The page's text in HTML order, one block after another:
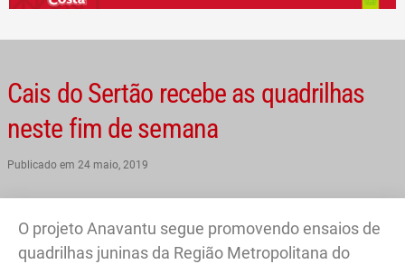
Cais do Sertão recebe as quadrilhas
neste fim de semana
Publicado em 24 maio, 2019
O projeto Anavantu segue promovendo ensaios de
quadrilhas juninas da Região Metropolitana do